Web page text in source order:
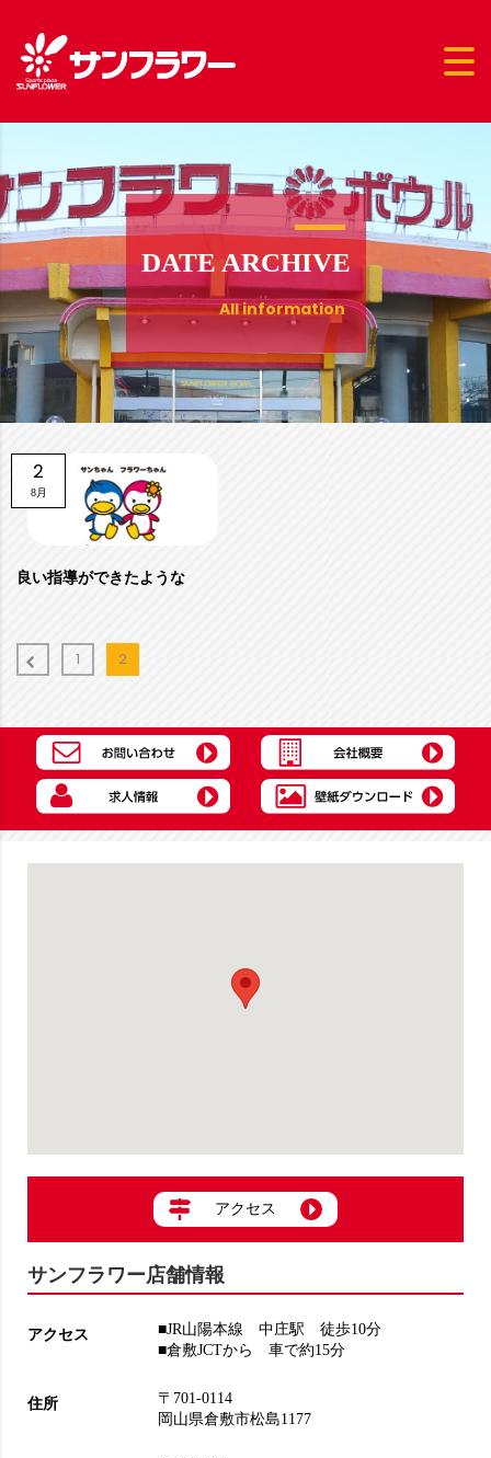
DATE ARCHIVE
All information
2
8月
良い指導ができたような
1 2
アクセス
サンフラワー店舗情報
アクセス
■JR山陽本線 中庄駅 徒歩10分
■倉敷JCTから 車で約15分
住所
〒701-0114
岡山県倉敷市松島1177